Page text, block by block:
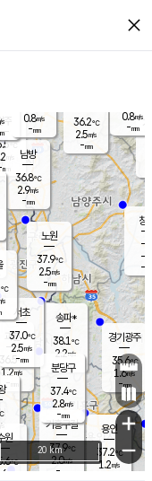
close
℃
mm
과천
36.5℃
1.2m/s
- mm
용인
37.2℃
1.2m/s
경기광주
35.6℃
1.6m/s
-mm
36.2℃
2.5m/s
-mm
창
-
-m/
-
0.8m/s
-mm
s
노원
37.9℃
2.5m/s
-mm
송파*
38.1℃
2.2m/s
-mm
서초
37.0℃
2.5m/s
-mm
남방
36.8℃
2.9m/s
-mm
기흥구갈
37.9℃
2.0m/s
-
분당구
37.4℃
2.8m/s
-mm
s
원
℃
m/s
℃
s
0.8m/s
-mm
+
−
20 km